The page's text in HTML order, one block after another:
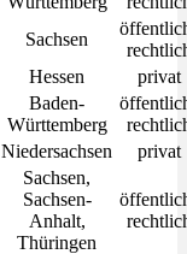
Sachsen
Hessen
privat
Baden-
Württemberg
Niedersachsen privat
Sachsen,
Sachsen-
Anhalt,
Thüringen